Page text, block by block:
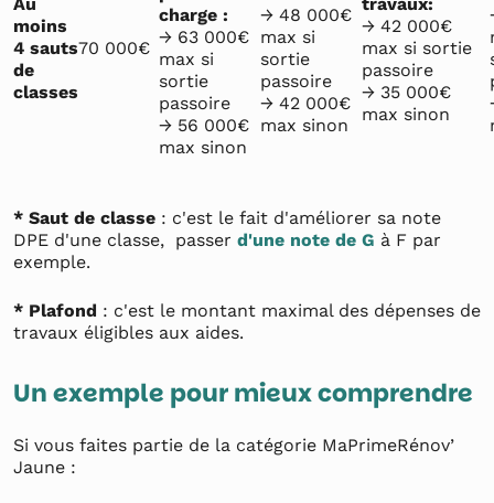
Au
moins
4 sauts
de
classes
70 000€
charge :
→ 63 000€
max si
sortie
passoire
→ 56 000€
max sinon
→ 48 000€
max si
sortie
passoire
→ 42 000€
max sinon
travaux:
→ 42 000€
max si sortie
passoire
→ 35 000€
max sinon
* Saut de classe : c'est le fait d'améliorer sa note
DPE d'une classe, passer d'une note de G à F par
exemple.
* Plafond : c'est le montant maximal des dépenses de
travaux éligibles aux aides.
Un exemple pour mieux comprendre
Si vous faites partie de la catégorie MaPrimeRénov’
Jaune :